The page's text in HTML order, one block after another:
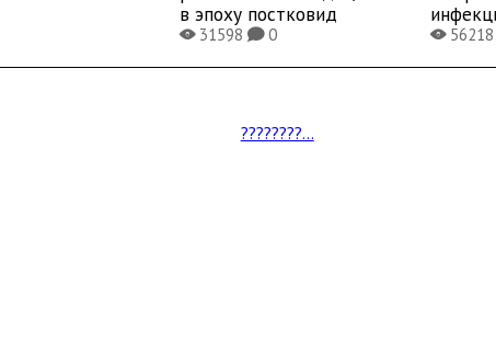
в эпоху постковид
X31598K0 X
????????...